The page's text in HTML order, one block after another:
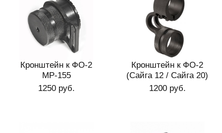
Кронштейн к ФО-2
МР-155
1250 руб.
Кронштейн к ФО-2
(Сайга 12 / Сайга 20)
1200 руб.